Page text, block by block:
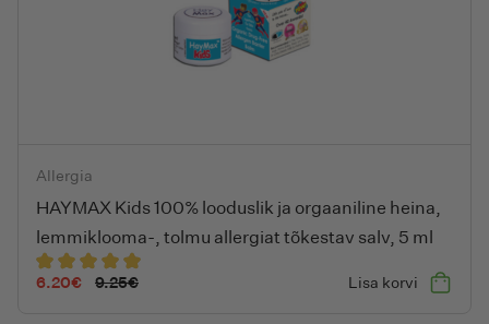
Allergia
HAYMAX Kids 100% looduslik ja orgaaniline heina,
lemmiklooma-, tolmu allergiat tõkestav salv, 5 ml
9.25€
Algne
6.20€
Current
Lisa korvi